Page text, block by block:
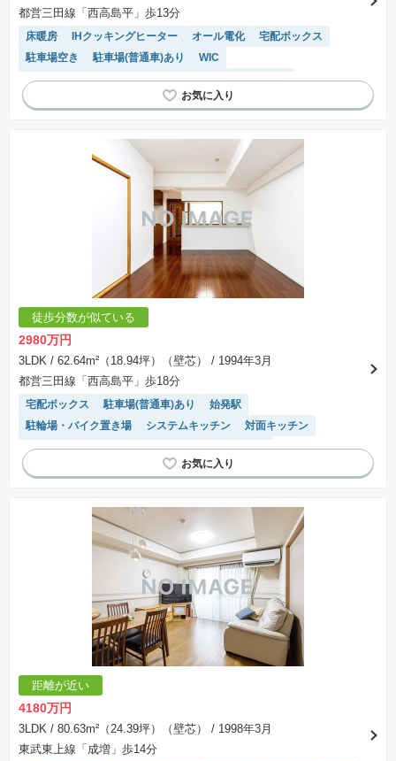
都営三田線「西高島平」歩13分
床暖房 IHクッキングヒーター オール電化
宅配ボックス
駐車場空き
駐車場(普通車)あり
WIC
モニター付きインターホン
浴室乾燥機 ペット相談
徒歩分数が似ている
2980万円
3LDK / 62.64m²（18.94坪）（壁芯）
/ 1994年3月
都営三田線「西高島平」歩18分
宅配ボックス 駐車場(普通車)あり
始発駅
駐輪場・バイク置き場
システムキッチン
対面キッチン
リフォーム済み物件
エレベーター 陽当り良好
距離が近い
4180万円
3LDK / 80.63m²（24.39坪）（壁芯）
/ 1998年3月
東武東上線「成増」歩14分